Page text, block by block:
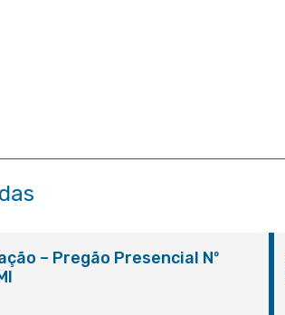
– Pregão Presencial Nº